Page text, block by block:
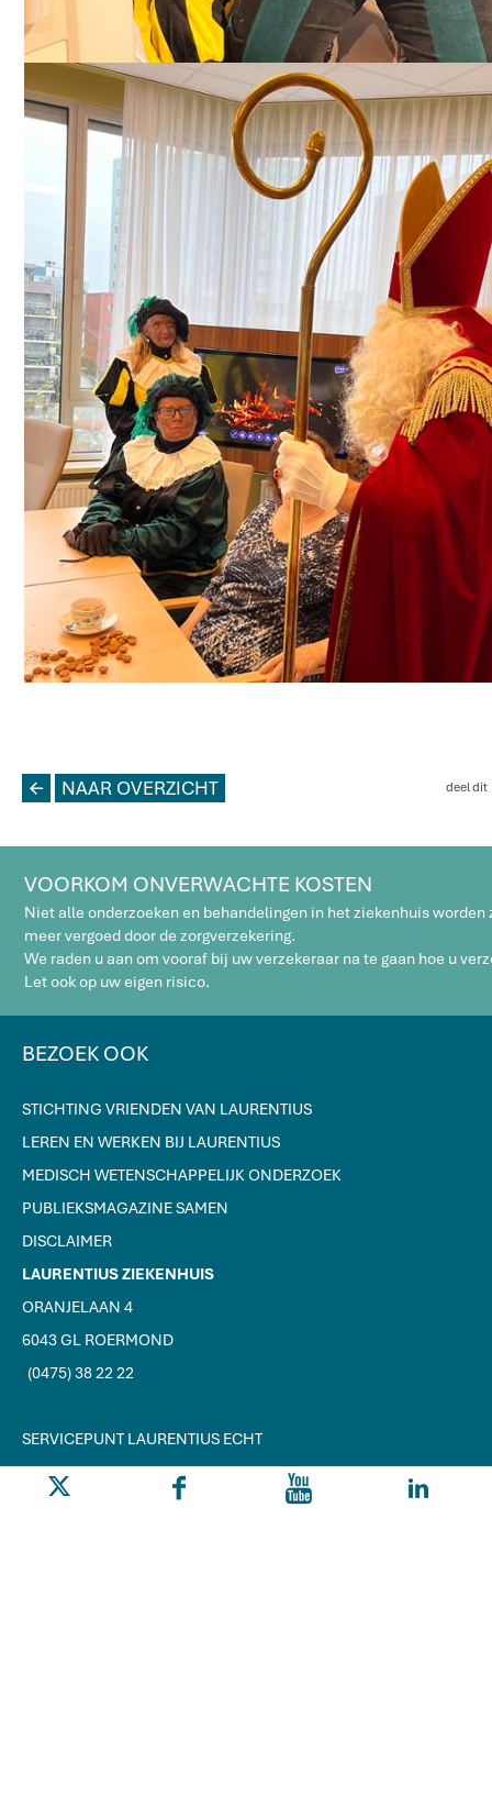
deel dit
L NAAR OVERZICHT
VOORKOM ONVERWACHTE KOSTEN
Niet alle onderzoeken en behandelingen in het ziekenhuis worden
meer vergoed door de zorgverzekering.
We raden u aan om vooraf bij uw verzekeraar na te gaan hoe u
Let ook op uw eigen risico.
BEZOEK OOK
STICHTING VRIENDEN VAN LAURENTIUS
LEREN EN WERKEN BIJ LAURENTIUS
MEDISCH WETENSCHAPPELIJK ONDERZOEK
PUBLIEKSMAGAZINE SAMEN
DISCLAIMER
LAURENTIUS ZIEKENHUIS
ORANJELAAN 4
6043 GL ROERMOND
J(0475) 38 22 22
SERVICEPUNT LAURENTIUS ECHT
F Y L